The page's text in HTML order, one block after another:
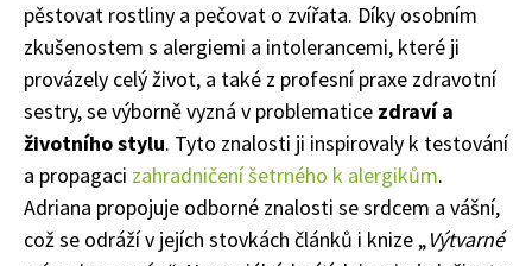
pěstovat rostliny a pečovat o zvířata. Díky osobním
zkušenostem s alergiemi a intolerancemi, které ji
provázely celý život, a také z profesní praxe zdravotní
sestry, se výborně vyzná v problematice zdraví a
životního stylu. Tyto znalosti ji inspirovaly k testování
a propagaci zahradničení šetrného k alergikům.
Adriana propojuje odborné znalosti se srdcem a vášní,
což se odráží v jejích stovkách článků i knize „Výtvarné